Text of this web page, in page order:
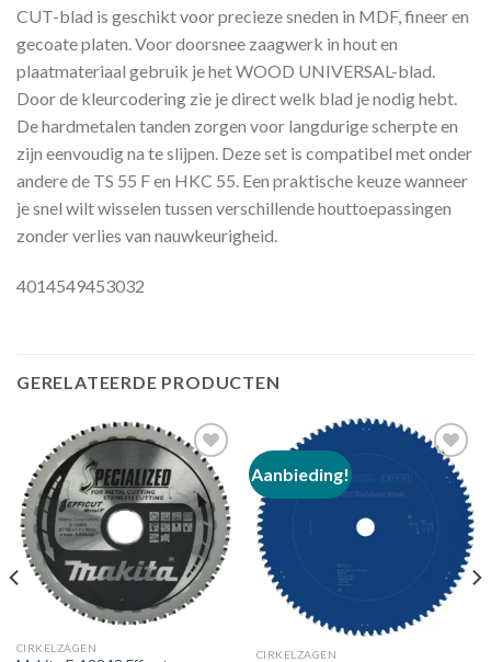
CUT-blad is geschikt voor precieze sneden in MDF, fineer en
gecoate platen. Voor doorsnee zaagwerk in hout en
plaatmateriaal gebruik je het WOOD UNIVERSAL-blad.
Door de kleurcodering zie je direct welk blad je nodig hebt.
De hardmetalen tanden zorgen voor langdurige scherpte en
zijn eenvoudig na te slijpen. Deze set is compatibel met onder
andere de TS 55 F en HKC 55. Een praktische keuze wanneer
je snel wilt wisselen tussen verschillende houttoepassingen
zonder verlies van nauwkeurigheid.
4014549453032
GERELATEERDE PRODUCTEN
Toevoegen
aan
verlanglijst
CIRKELZAGEN
Aanbieding!
CIRKELZAGEN